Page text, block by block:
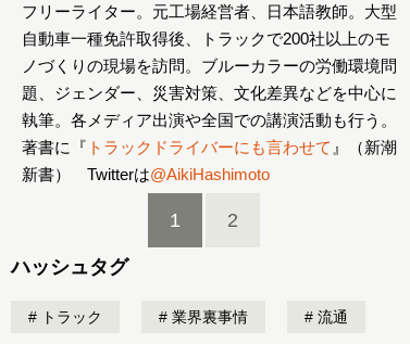
フリーライター。元工場経営者、日本語教師。大型
自動車一種免許取得後、トラックで200社以上のモ
ノづくりの現場を訪問。ブルーカラーの労働環境問
題、ジェンダー、災害対策、文化差異などを中心に
執筆。各メディア出演や全国での講演活動も行う。
著書に『 トラックドライバーにも言わせて 』（新潮
新書） Twitterは@AikiHashimoto
1 2
ハッシュタグ
トラック 業界裏事情 流通